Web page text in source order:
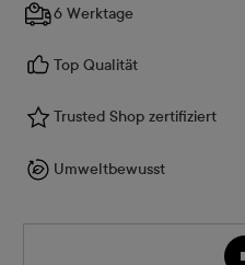
6 Werktage
Top Qualität
Trusted Shop zertifiziert
Umweltbewusst